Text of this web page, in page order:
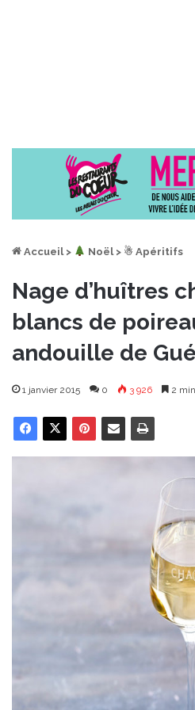
Accueil > ︎ Noël > ☃ Apéritifs
Nage d’huîtres
blancs de
andouille de
1 janvier 2015 0 3 926 2